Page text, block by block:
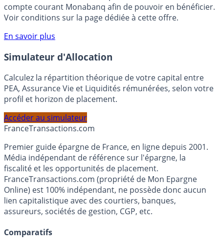
votre épargne, auprès de Monabanq, via le compte
rémunéré Rentabilis. Il n’est pas nécessaire d’ouvrir un
Voir conditions sur la page dédiée à cette offre.
En savoir plus
Simulateur d'Allocation
Calculez la répartition théorique de votre capital entre
profil et horizon de placement.
FranceTransactions.com
Premier guide épargne de France, en ligne depuis 2001.
Média indépendant de référence sur l'épargne, la
fiscalité et les opportunités de placement.
FranceTransactions.com (propriété de Mon Epargne
Online) est 100% indépendant, ne possède donc aucun
assureurs, sociétés de gestion, CGP, etc.